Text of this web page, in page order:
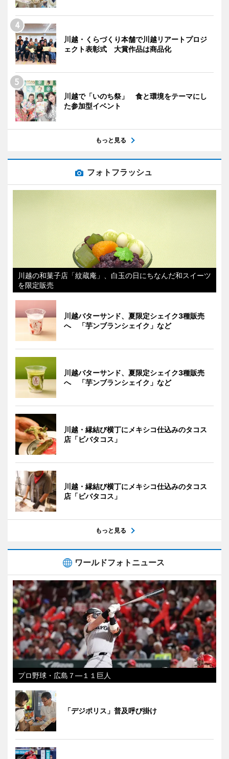
川越・くらづくり本舗で川越リアートプロジ
ェクト表彰式 大賞作品は商品化
川越で「いのち祭」 食と環境をテーマにし
た参加型イベント
もっと見る
フォトフラッシュ
川越の和菓子店「紋蔵庵」、白玉の日にちなんだ和スイーツ
を限定販売
川越バターサンド、夏限定シェイク3種販売
へ 「芋ンブランシェイク」など
川越バターサンド、夏限定シェイク3種販売
へ 「芋ンブランシェイク」など
川越・縁結び横丁にメキシコ仕込みのタコス
店「ビバタコス」
川越・縁結び横丁にメキシコ仕込みのタコス
店「ビバタコス」
もっと見る
ワールドフォトニュース
プロ野球・広島７―１１巨人
「デジポリス」普及呼び掛け